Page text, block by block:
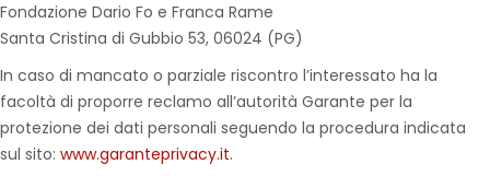
Fondazione Dario Fo e Franca Rame
Santa Cristina di Gubbio 53, 06024 (PG)
In caso di mancato o parziale riscontro l’interessato ha la
facoltà di proporre reclamo all’autorità Garante per la
protezione dei dati personali seguendo la procedura indicata
sul sito: www.garanteprivacy.it.